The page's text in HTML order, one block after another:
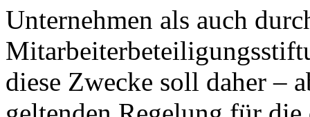
Unternehmen als auch
diese Zwecke soll daher –